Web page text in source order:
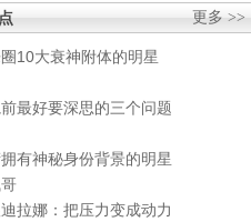
更多 >>
10大衰神附体的明星
最好要深思的三个问题
有神秘身份背景的明星
拉娜：把压力变成动力